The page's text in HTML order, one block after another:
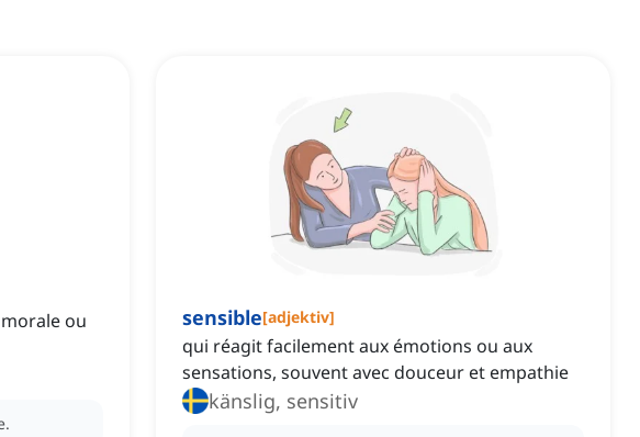
ou
sensible[adjektiv]
qui réagit facilement aux émotions ou aux
sensations, souvent avec douceur et empathie
känslig, sensitiv